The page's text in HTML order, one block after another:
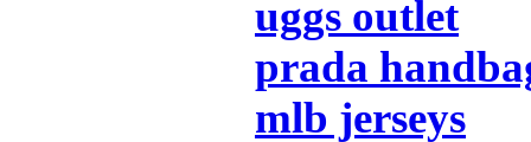
uggs outlet
prada
mlb jerseys